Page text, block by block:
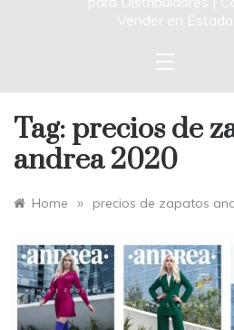
Vender en
Tag: precios de
andrea 2020
Home » precios de zapatos